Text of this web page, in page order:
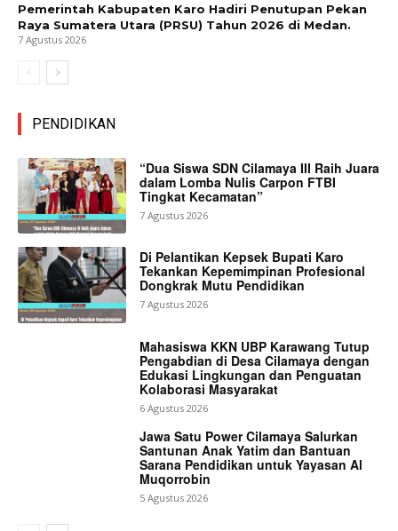
Pemerintah Kabupaten Karo Hadiri Penutupan Pekan
Raya Sumatera Utara (PRSU) Tahun 2026 di Medan.
7 Agustus 2026
PENDIDIKAN
“Dua Siswa SDN Cilamaya III Raih Juara
dalam Lomba Nulis Carpon FTBI
Tingkat Kecamatan”
7 Agustus 2026
Di Pelantikan Kepsek Bupati Karo
Tekankan Kepemimpinan Profesional
Dongkrak Mutu Pendidikan
7 Agustus 2026
Mahasiswa KKN UBP Karawang Tutup
Pengabdian di Desa Cilamaya dengan
Edukasi Lingkungan dan Penguatan
Kolaborasi Masyarakat
6 Agustus 2026
Jawa Satu Power Cilamaya Salurkan
Santunan Anak Yatim dan Bantuan
Sarana Pendidikan untuk Yayasan Al
Muqorrobin
5 Agustus 2026